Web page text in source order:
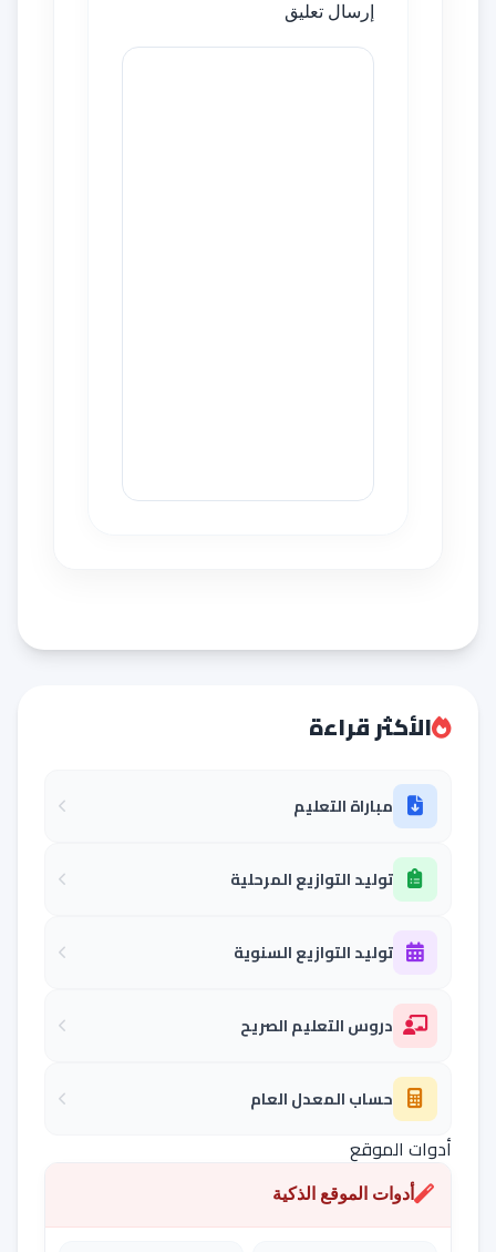
إرسال تعليق
الأكثر قراءة
مباراة التعليم
توليد التوازيع المرحلية
توليد التوازيع السنوية
دروس التعليم الصريح
حساب المعدل العام
أدوات الموقع
أدوات الموقع الذكية